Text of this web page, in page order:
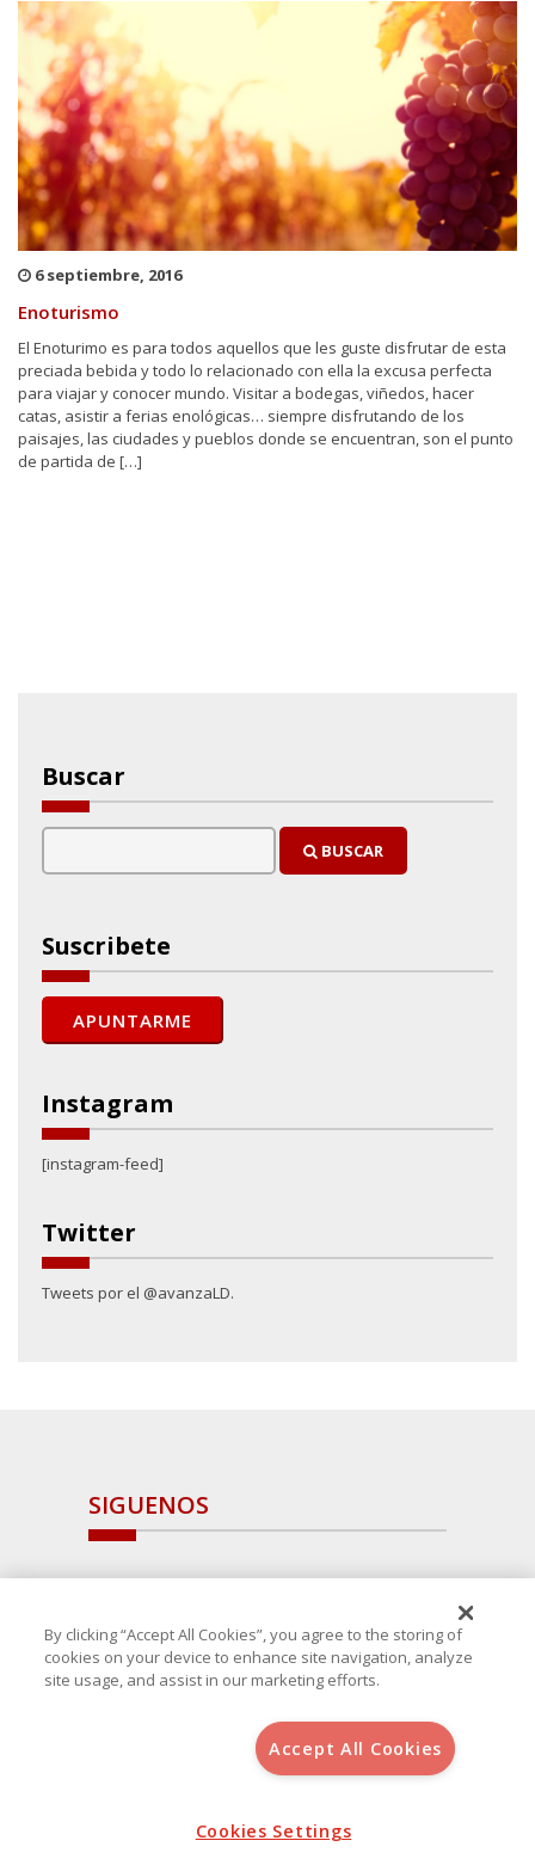
6 septiembre, 2016
Enoturismo
El Enoturimo es para todos aquellos que les guste disfrutar de esta
preciada bebida y todo lo relacionado con ella la excusa perfecta
para viajar y conocer mundo. Visitar a bodegas, viñedos, hacer
catas, asistir a ferias enológicas… siempre disfrutando de los
paisajes, las ciudades y pueblos donde se encuentran, son el punto
de partida de […]
Buscar
BUSCAR
Suscribete
Instagram
[instagram-feed]
Twitter
Tweets por el @avanzaLD.
SIGUENOS
, S.L.U.(B-64405731) c/ San Norberto
Aviso Legal
Política de Cookies
By clicking “Accept All Cookies”, you agree to the storing of
cookies on your device to enhance site navigation, analyze
site usage, and assist in our marketing efforts.
Accept All Cookies
Cookies Settings